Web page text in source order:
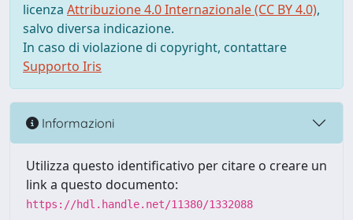
licenza Attribuzione 4.0 Internazionale (CC BY 4.0),
salvo diversa indicazione.
In caso di violazione di copyright, contattare
Supporto Iris
Informazioni
Utilizza questo identificativo per citare o creare un
link a questo documento:
https://hdl.handle.net/11380/1332088